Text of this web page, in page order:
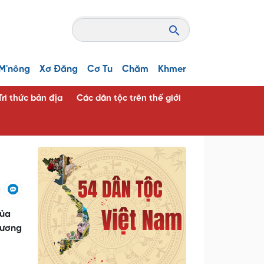
Xơ Đăng Cơ Tu Chăm Khmer
thức bản địa Các dân tộc trên thế giới